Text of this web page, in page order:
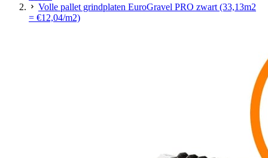
Volle pallet grindplaten EuroGravel PRO zwart (33,13m2
= €12,04/m2)